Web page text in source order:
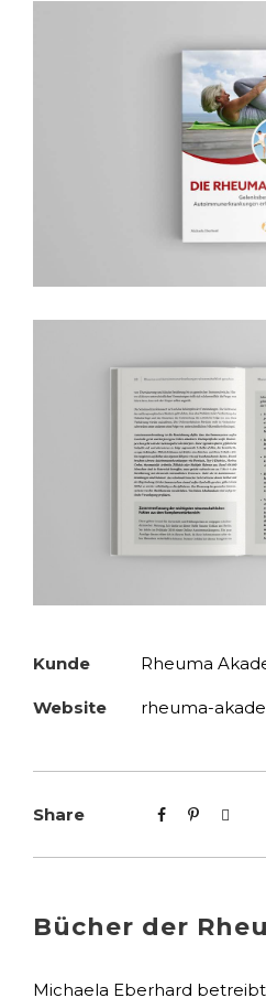
Kunde Rheuma
Website rheuma-
Share
Bücher der
Michaela Eberhard